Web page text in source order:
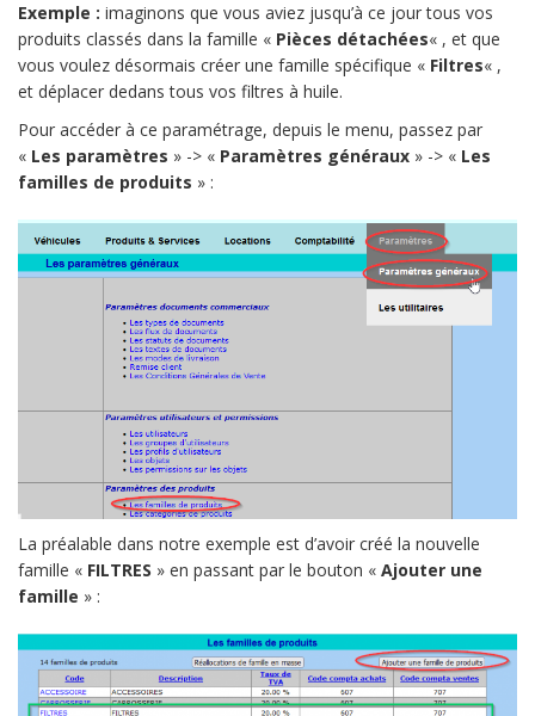
Exemple : imaginons que vous aviez jusqu’à ce jour tous vos
produits classés dans la famille « Pièces détachées« , et que
vous voulez désormais créer une famille spécifique « Filtres« ,
et déplacer dedans tous vos filtres à huile.
Pour accéder à ce paramétrage, depuis le menu, passez par
« Les paramètres » -> « Paramètres généraux » -> « Les
familles de produits » :
La préalable dans notre exemple est d’avoir créé la nouvelle
famille « FILTRES » en passant par le bouton « Ajouter une
famille » :